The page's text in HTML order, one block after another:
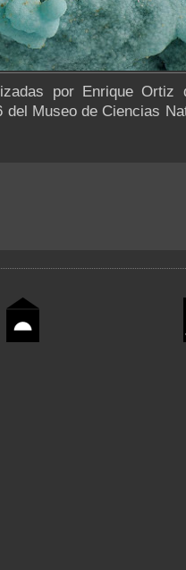
por Enrique Ortiz
del Museo de Ciencias